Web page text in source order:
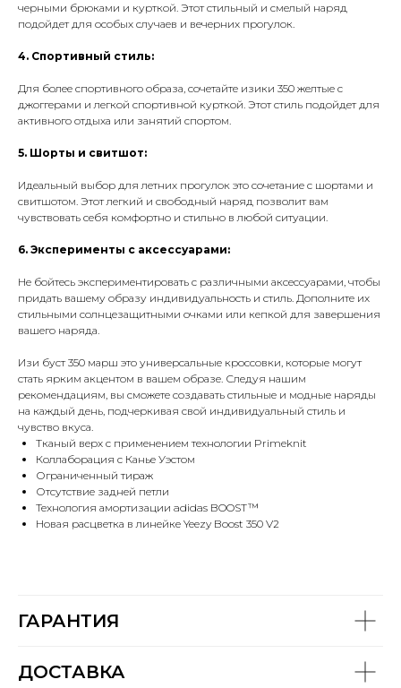
черными брюками и курткой. Этот стильный и смелый наряд
подойдет для особых случаев и вечерних прогулок.
4. Спортивный стиль:
Для более спортивного образа, сочетайте изики 350 желтые с
джоггерами и легкой спортивной курткой. Этот стиль подойдет для
активного отдыха или занятий спортом.
5. Шорты и свитшот:
Идеальный выбор для летних прогулок это сочетание с шортами и
свитшотом. Этот легкий и свободный наряд позволит вам
чувствовать себя комфортно и стильно в любой ситуации.
6. Эксперименты с аксессуарами:
Не бойтесь экспериментировать с различными аксессуарами, чтобы
придать вашему образу индивидуальность и стиль. Дополните их
стильными солнцезащитными очками или кепкой для завершения
вашего наряда.
Изи буст 350 марш это универсальные кроссовки, которые могут
стать ярким акцентом в вашем образе. Следуя нашим
рекомендациям, вы сможете создавать стильные и модные наряды
на каждый день, подчеркивая свой индивидуальный стиль и
чувство вкуса.
Тканый верх с применением технологии Primeknit
Коллаборация с Канье Уэстом
Ограниченный тираж
Отсутствие задней петли
Технология амортизации adidas BOOST™
Новая расцветка в линейке Yeezy Boost 350 V2
ГАРАНТИЯ
ДОСТАВКА